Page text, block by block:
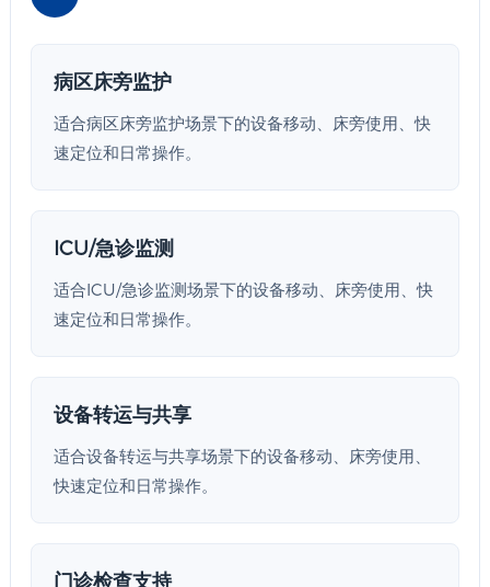
病区床旁监护
适合病区床旁监护场景下的设备移动、床旁使用、快
速定位和日常操作。
ICU/急诊监测
适合ICU/急诊监测场景下的设备移动、床旁使用、快
速定位和日常操作。
设备转运与共享
适合设备转运与共享场景下的设备移动、床旁使用、
快速定位和日常操作。
门诊检查支持